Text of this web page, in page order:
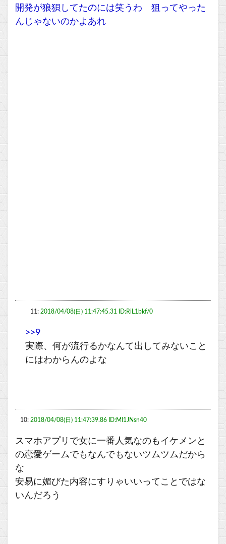
開発が狼狽してたのには笑うわ 狙ってやった
んじゃないのかよあれ
11: 2018/04/08(日) 11:47:45.31 ID:RiL1bkf/0
>>9
実際、何が流行るかなんて出してみないこと
にはわからんのよな
10: 2018/04/08(日) 11:47:39.86 ID:Ml1JNsn40
スマホアプリで女に一番人気なのもイケメンと
の恋愛ゲームでもなんでもないツムツムだから
な
安易に媚びた内容にすりゃいいってことではな
いんだろう